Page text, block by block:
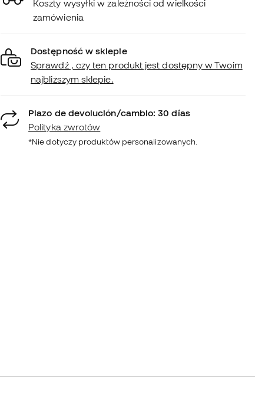
Koszty wysyłki w zależności od wielkości
zamówienia
Dostępność w sklepie
Sprawdź , czy ten produkt jest dostępny w Twoim
najbliższym sklepie.
Plazo de devolución/cambio: 30 días
Polityka zwrotów
*Nie dotyczy produktów personalizowanych.